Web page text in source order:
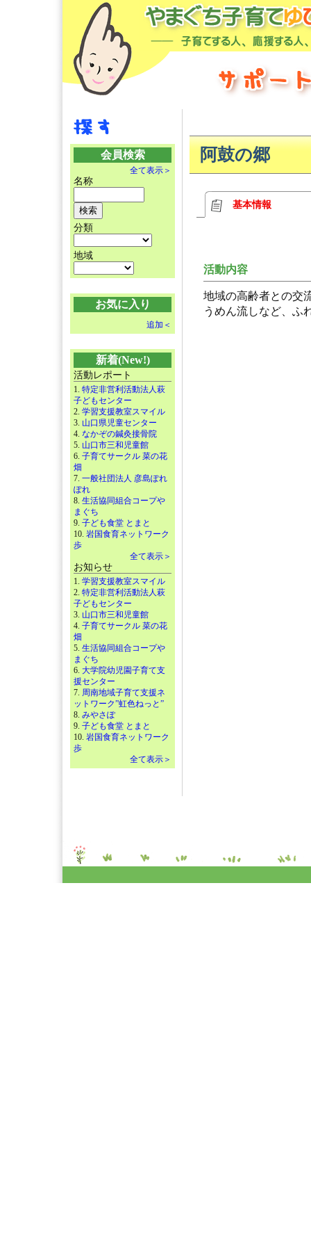
会員検索
全て表示＞
名称
分類
地域
お気に入り
追加＜
新着(New!)
活動レポート
1. 特定非営利活動法人萩
子どもセンター
2. 学習支援教室スマイル
3. 山口県児童センター
4. なかぞの鍼灸接骨院
5. 山口市三和児童館
6. 子育てサークル 菜の花
畑
7. 一般社団法人 彦島ぽれ
ぽれ
8. 生活協同組合コープや
まぐち
9. 子ども食堂 とまと
10. 岩国食育ネットワーク
歩
全て表示＞
お知らせ
1. 学習支援教室スマイル
2. 特定非営利活動法人萩
子どもセンター
3. 山口市三和児童館
4. 子育てサークル 菜の花
畑
5. 生活協同組合コープや
まぐち
6. 大学院幼児園子育て支
援センター
7. 周南地域子育て支援ネ
ットワーク”虹色ねっと”
8. みやさぽ
9. 子ども食堂 とまと
10. 岩国食育ネットワーク
歩
全て表示＞
阿鼓の郷
基本情報
活動内容
地域の高齢者との交
うめん流しなど、ふ